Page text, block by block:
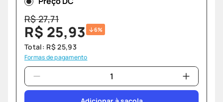
º protetor solar
R$27,71
R$ 25,93 6%
Total: R$ 25,93
Formas de pagamento